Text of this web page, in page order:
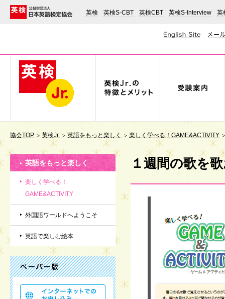
英検 英検S-CBT 英検CBT 英検S-Interview 英
協会TOP 英検Jr. 英語をもっと楽しく 楽しく学べる！GAME&ACTIVITY
１週間の歌を
英語をもっと楽しく
楽しく学べる！
GAME&ACTIVITY
外国語ワールドへようこそ
英語で楽しむ絵本